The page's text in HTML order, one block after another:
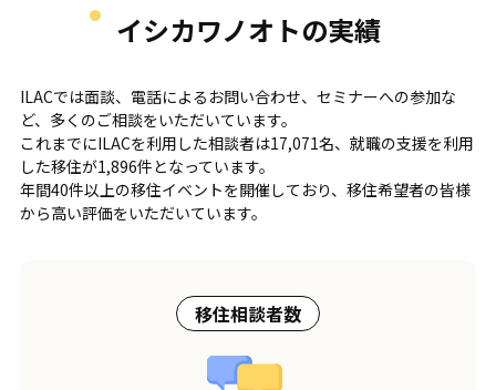
イシカワノオトの実績
ILACでは面談、電話によるお問い合わせ、セミナーへの参加な
ど、多くのご相談をいただいています。
これまでにILACを利用した相談者は17,071名、就職の支援を利用
した移住が1,896件となっています。
年間40件以上の移住イベントを開催しており、移住希望者の皆様
から高い評価をいただいています。
移住相談者数